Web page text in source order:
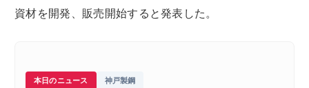
資材を開発、販売開始すると発表した。
本日のニュース 神戸製鋼